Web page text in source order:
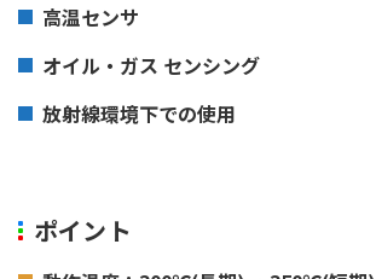
高温センサ
オイル・ガス センシング
放射線環境下での使用
ポイント